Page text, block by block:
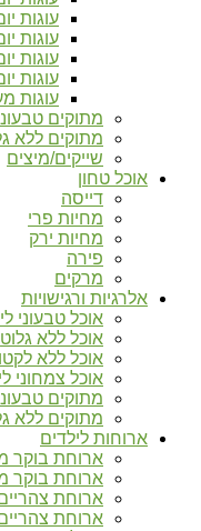
עוגות
עוגות
עוגות
עוגות
עוגות
מתוקים
מתוקים ללא
שייקים/מיצים
אוכל טחון
דייסה
מחיות פרי
מחיות ירק
פירה
מרקים
אלרגיות ורגישויות
אוכל טבעוני
אוכל ללא
אוכל ללא
אוכל צמחוני
מתוקים
מתוקים ללא
ארוחות לילדים
ארוחת בוקר
ארוחת בוקר
ארוחת
ארוחת